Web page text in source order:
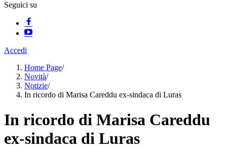
Seguici su
Accedi
Home Page/
Novità/
Notizie/
In ricordo di Marisa Careddu ex-sindaca di Luras
In ricordo di Marisa Careddu
ex-sindaca di Luras